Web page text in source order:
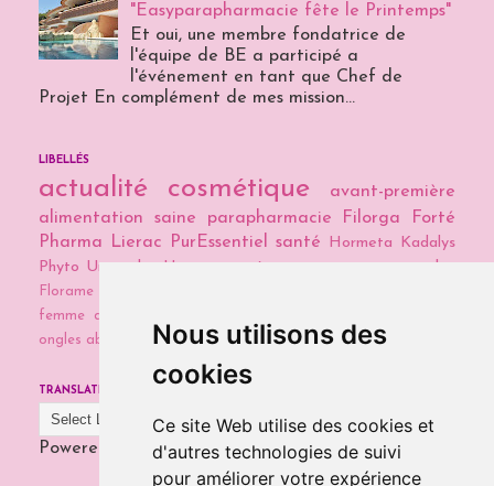
Nous utilisons des
cookies
Ce site Web utilise des cookies et
d'autres technologies de suivi
pour améliorer votre expérience
"Easyparapharmacie fête le Printemps"
Et oui, une membre fondatrice de
l'équipe de BE a participé a
l'événement en tant que Chef de
Projet En complément de mes mission...
LIBELLÉS
actualité cosmétique
avant-première
alimentation saine
parapharmacie Filorga
Forté
Pharma
Lierac PurEssentiel santé Hormeta Kadalys
Phyto Universkin Uriage cosmétiques maison naturopathie
Florame
femme
détox
ongles abimés
témoignage
TRANSLATE
Powered by Translate